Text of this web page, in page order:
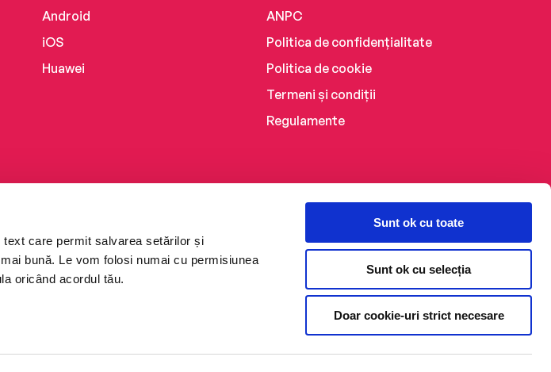
care permit salvarea setărilor și
bună. Le vom folosi numai cu permisiunea
oricând acordul tău.
Sunt ok cu toate
Sunt ok cu selecția
Doar cookie-uri strict necesare
Android
iOS
Huawei
ANPC
Politica de confidențialitate
Politica de cookie
Termeni și condiții
Regulamente